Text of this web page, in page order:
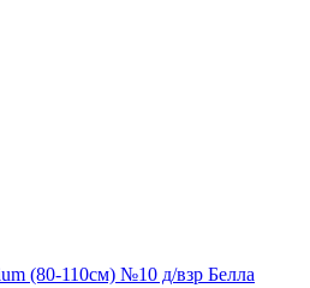
(80-110см) №10 д/взр Белла